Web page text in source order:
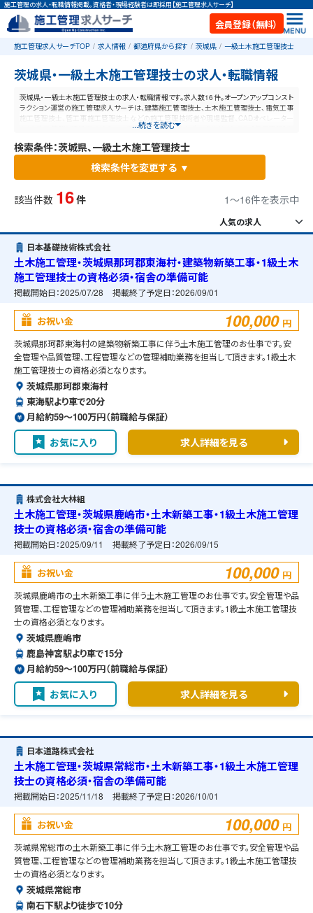
施工管理の求人・転職情報掲載。資格者・現場経験者は即採用【施工管理求人サーチ】
会員登録（無料）
施工管理求人サーチTOP 求人情報 都道府県から探す 茨城県 一級土木施工管理技士
茨城県・一級土木施工管理技士の求人・転職情報
茨城県・一級土木施工管理技士の求人・転職情報です。求人数16件。オープンアップコンスト
ラクション運営の施工管理求人サーチは、建築施工管理技士、土木施工管理技士、電気工事
施工管理技士、管工事施工管理技士などの施工管理技術者や現場監督、CADオペレーター
など、施工管理と建設業に特化した業界最大規模の求人ポータルサイトです。【毎日更新】業
...続きを読む
検索条件：茨城県、一級土木施工管理技士
検索条件を変更する ▼
該当件数 16 件 1〜16件を表示中
日本基礎技術株式会社
土木施工管理・茨城県那珂郡東海村・建築物新築工事・1級土木
施工管理技士の資格必須・宿舎の準備可能
掲載開始日：2025/07/28 掲載終了予定日：2026/09/01
お祝い金 100,000 円
茨城県那珂郡東海村の建築物新築工事に伴う土木施工管理のお仕事です。安
全管理や品質管理、工程管理などの管理補助業務を担当して頂きます。1級土木
施工管理技士の資格必須となります。
茨城県那珂郡東海村
東海駅より車で20分
月給約59〜100万円（前職給与保証）
お気に入り 求人詳細を見る
株式会社大林組
土木施工管理・茨城県鹿嶋市・土木新築工事・1級土木施工管理
技士の資格必須・宿舎の準備可能
掲載開始日：2025/09/11 掲載終了予定日：2026/09/15
お祝い金 100,000 円
茨城県鹿嶋市の土木新築工事に伴う土木施工管理のお仕事です。安全管理や品
質管理、工程管理などの管理補助業務を担当して頂きます。1級土木施工管理技
士の資格必須となります。
茨城県鹿嶋市
鹿島神宮駅より車で15分
月給約59〜100万円（前職給与保証）
お気に入り 求人詳細を見る
日本道路株式会社
土木施工管理・茨城県常総市・土木新築工事・1級土木施工管理
技士の資格必須・宿舎の準備可能
掲載開始日：2025/11/18 掲載終了予定日：2026/10/01
お祝い金 100,000 円
茨城県常総市の土木新築工事に伴う土木施工管理のお仕事です。安全管理や品
質管理、工程管理などの管理補助業務を担当して頂きます。1級土木施工管理技
士の資格必須となります。
茨城県常総市
南石下駅より徒歩で10分